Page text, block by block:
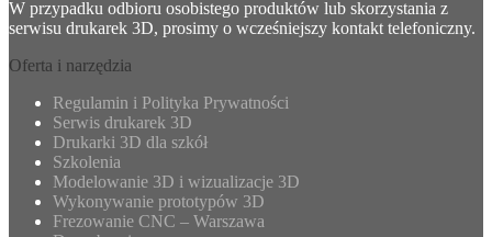
W przypadku odbioru osobistego produktów lub skorzystania z
serwisu drukarek 3D, prosimy o wcześniejszy kontakt telefoniczny.
Oferta i narzędzia
Regulamin i Polityka Prywatności
Serwis drukarek 3D
Drukarki 3D dla szkół
Szkolenia
Modelowanie 3D i wizualizacje 3D
Wykonywanie prototypów 3D
Frezowanie CNC – Warszawa